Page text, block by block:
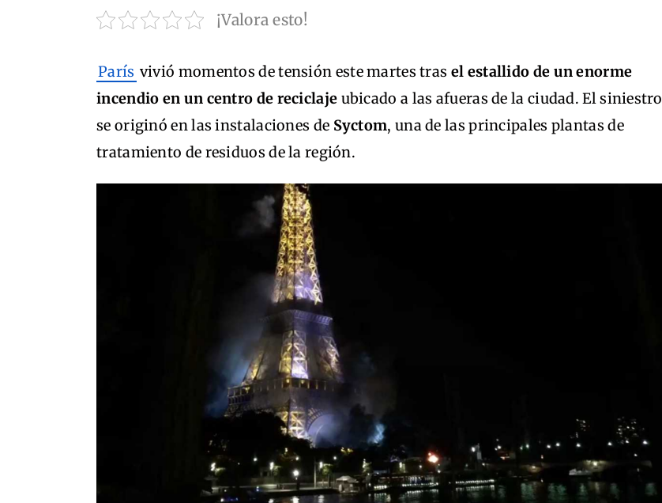
¡Valora esto!
París vivió momentos de tensión este martes tras el estallido de un enorme
incendio en un centro de reciclaje ubicado a las afueras de la ciudad. El siniestro
se originó en las instalaciones de Syctom, una de las principales plantas de
tratamiento de residuos de la región.